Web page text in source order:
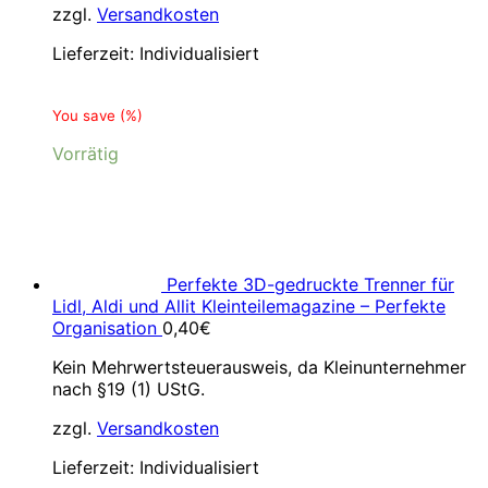
zzgl. Versandkosten
Lieferzeit: Individualisiert
You save (%)
Vorrätig
Perfekte 3D-gedruckte Trenner für
Lidl, Aldi und Allit Kleinteilemagazine – Perfekte
Organisation 0,40€
Kein Mehrwertsteuerausweis, da Kleinunternehmer
nach §19 (1) UStG.
zzgl. Versandkosten
Lieferzeit: Individualisiert